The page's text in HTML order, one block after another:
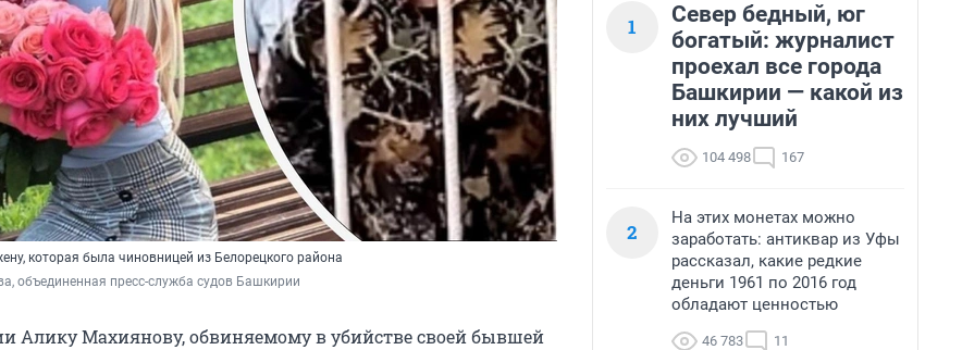
которая была чиновницей из Белорецкого района
объединенная пресс-служба судов Башкирии
Алику Махиянову, обвиняемому в убийстве своей бывшей
1
Север бедный, юг
богатый: журналист
проехал все города
Башкирии — какой из
них лучший
104 498 167
2
На этих монетах можно
заработать: антиквар из Уфы
рассказал, какие редкие
деньги 1961 по 2016 год
обладают ценностью
46 783 11